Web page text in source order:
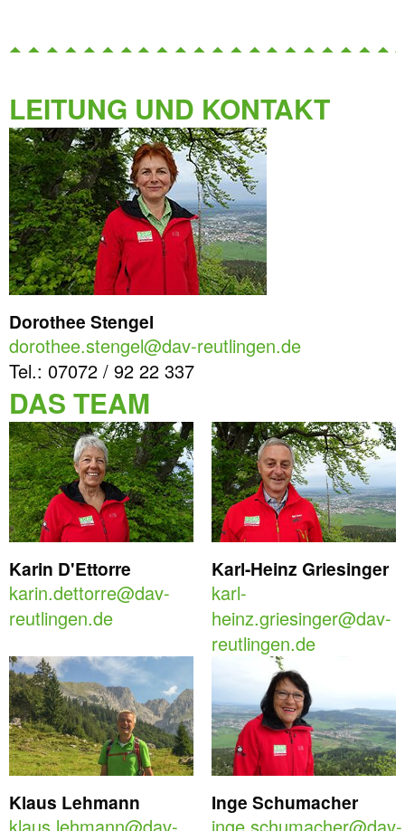
LEITUNG UND KONTAKT
Dorothee Stengel
dorothee.stengel@dav-reutlingen.de
Tel.: 07072 / 92 22 337
DAS TEAM
Karin D'Ettorre
karin.dettorre@dav-
reutlingen.de
Karl-Heinz Griesinger
karl-
heinz.griesinger@dav-
reutlingen.de
Klaus Lehmann Inge Schumacher